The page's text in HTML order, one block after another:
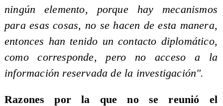
ningún elemento, porque hay mecanismos
para esas cosas, no se hacen de esta manera,
entonces han tenido un contacto diplomático,
como corresponde, pero no acceso a la
información reservada de la investigación".
Razones por la que no se reunió el